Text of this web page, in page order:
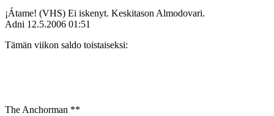
¡Átame! (VHS) Ei iskenyt. Keskitason Almodovari.
Adni 12.5.2006 01:51
Tämän viikon saldo toistaiseksi:
The Anchorman **